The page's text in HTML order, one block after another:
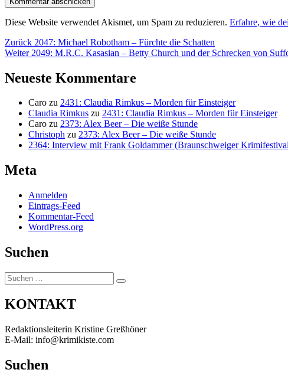
Diese Website verwendet Akismet, um Spam zu reduzieren. Erfahre, wie
Beitragsnavigation
Zurück Vorheriger
Beitrag:
2047: Michael Robotham – Fürchte die Schatten
Weiter Nächster
2049: M.R.C. Kasasian – Betty Church und der Schrecken von
Neueste Kommentare
Caro zu 2431: Claudia Rimkus – Morden für Einsteiger
Claudia Rimkus zu 2431: Claudia Rimkus – Morden für Einsteiger
Caro zu 2373: Alex Beer – Die weiße Stunde
Christoph zu 2373: Alex Beer – Die weiße Stunde
2364: Interview mit Frank Goldammer (Braunschweiger
Meta
Anmelden
Eintrags-Feed
Kommentar-Feed
WordPress.org
Suchen
Suchen
nach:
Suchen
KONTAKT
Redaktionsleiterin Kristine Greßhöner
E-Mail: info@krimikiste.com
Suchen